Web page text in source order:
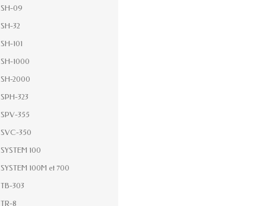
SH-09
SH-32
SH-101
SH-1000
SH-2000
SPH-323
SPV-355
SVC-350
SYSTEM 100
SYSTEM 100M et 700
TB-303
TR-8